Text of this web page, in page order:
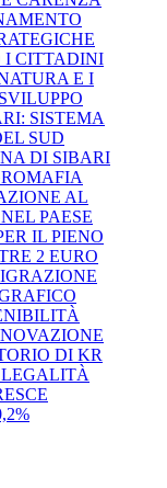
I CITTADINI
E I
SISTEMA
SUD
DI SIBARI
AL
PAESE
IL PIENO
2 EURO
DI KR